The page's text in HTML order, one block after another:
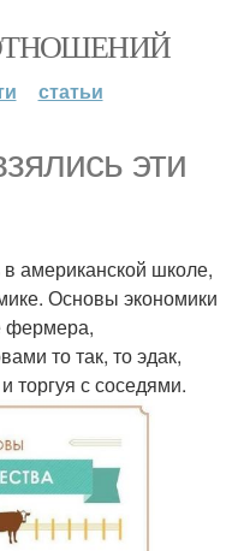
статьи
эти
американской школе,
Основы экономики
фермера,
то так, то эдак,
торгуя с соседями.